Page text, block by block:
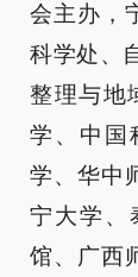
会主办，
科学处、
整理与地
学、中国
学、华中
宁大学、
馆、广西